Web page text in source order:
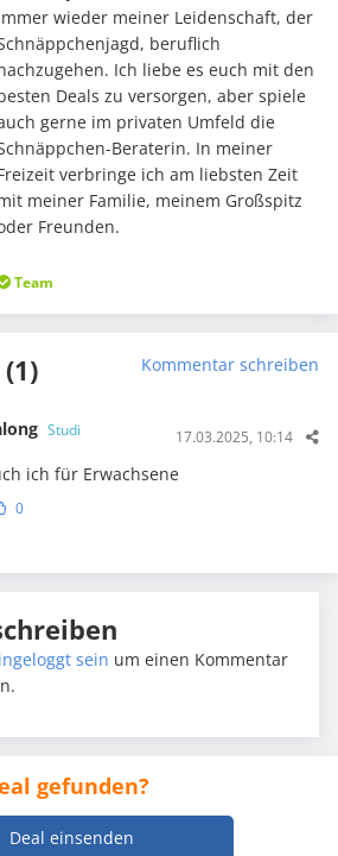
wieder meiner Leidenschaft, der
beruflich
Ich liebe es euch mit den
Deals zu versorgen, aber spiele
gerne im privaten Umfeld die
Beraterin. In meiner
verbringe ich am liebsten Zeit
meiner Familie, meinem Großspitz
Freunden.
Team
Kommentar schreiben
Studi 17.03.2025, 10:14
ich für Erwachsene
0
sein um einen Kommentar
gefunden?
Deal einsenden